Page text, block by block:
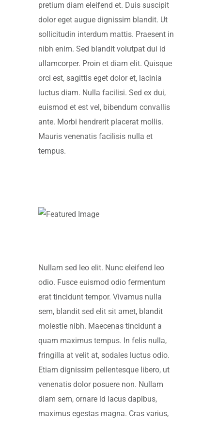
pretium diam eleifend et. Duis suscipit
dolor eget augue dignissim blandit. Ut
sollicitudin interdum mattis. Praesent in
nibh enim. Sed blandit volutpat dui id
ullamcorper. Proin et diam elit. Quisque
orci est, sagittis eget dolor et, lacinia
luctus diam. Nulla facilisi. Sed ex dui,
euismod et est vel, bibendum convallis
ante. Morbi hendrerit placerat mollis.
Mauris venenatis facilisis nulla et
tempus.
Nullam sed leo elit. Nunc eleifend leo
odio. Fusce euismod odio fermentum
erat tincidunt tempor. Vivamus nulla
sem, blandit sed elit sit amet, blandit
molestie nibh. Maecenas tincidunt a
quam maximus tempus. In felis nulla,
fringilla at velit at, sodales luctus odio.
Etiam dignissim pellentesque libero, ut
venenatis dolor posuere non. Nullam
diam sem, ornare id lacus dapibus,
maximus egestas magna. Cras varius,